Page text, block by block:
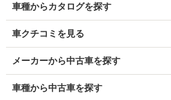
車種からカタログを探す
車クチコミを見る
メーカーから中古車を探す
車種から中古車を探す